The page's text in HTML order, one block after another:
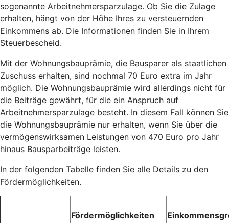
sogenannte Arbeitnehmersparzulage. Ob Sie die Zulage
erhalten, hängt von der Höhe Ihres zu versteuernden
Einkommens ab. Die Informationen finden Sie in Ihrem
Steuerbescheid.
Mit der Wohnungsbauprämie, die Bausparer als staatlichen
Zuschuss erhalten, sind nochmal 70 Euro extra im Jahr
möglich. Die Wohnungsbauprämie wird allerdings nicht für
die Beiträge gewährt, für die ein Anspruch auf
Arbeitnehmersparzulage besteht. In diesem Fall können Sie
die Wohnungsbauprämie nur erhalten, wenn Sie über die
vermögenswirksamen Leistungen von 470 Euro pro Jahr
hinaus Bausparbeiträge leisten.
In der folgenden Tabelle finden Sie alle Details zu den
Fördermöglichkeiten.
Fördermöglichkeiten